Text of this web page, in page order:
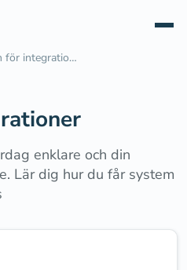
enklare och din
Lär dig hur du får system